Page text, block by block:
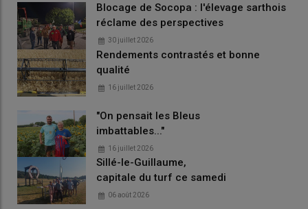
Blocage de Socopa : l'élevage sarthois
réclame des perspectives
30 juillet 2026
Rendements contrastés et bonne
qualité
16 juillet 2026
"On pensait les Bleus
imbattables..."
16 juillet 2026
Sillé-le-Guillaume,
capitale du turf ce samedi
06 août 2026